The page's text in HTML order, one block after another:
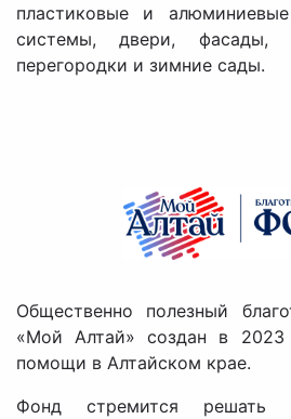
пластиковые и
системы, двери, фасады,
перегородки и зимние сады.
Общественно полезный
«Мой Алтай» создан в 2023
помощи в Алтайском крае.
Фонд стремится решать